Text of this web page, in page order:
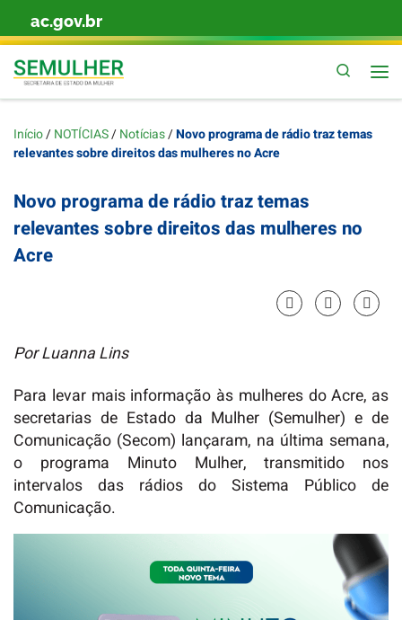
Skip to content
ac.gov.br
Início/NOTÍCIAS/Notícias/Novo programa de rádio traz temas
relevantes sobre direitos das mulheres no Acre
Novo programa de rádio traz temas
relevantes sobre direitos das mulheres no
Acre
Por Luanna Lins
Para levar mais informação às mulheres do Acre, as
secretarias de Estado da Mulher (Semulher) e de
Comunicação (Secom) lançaram, na última semana,
o programa Minuto Mulher, transmitido nos
intervalos das rádios do Sistema Público de
Comunicação.